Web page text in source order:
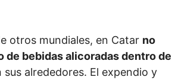
otros mundiales, en Catar no
de bebidas alicoradas dentro de
alrededores. El expendio y